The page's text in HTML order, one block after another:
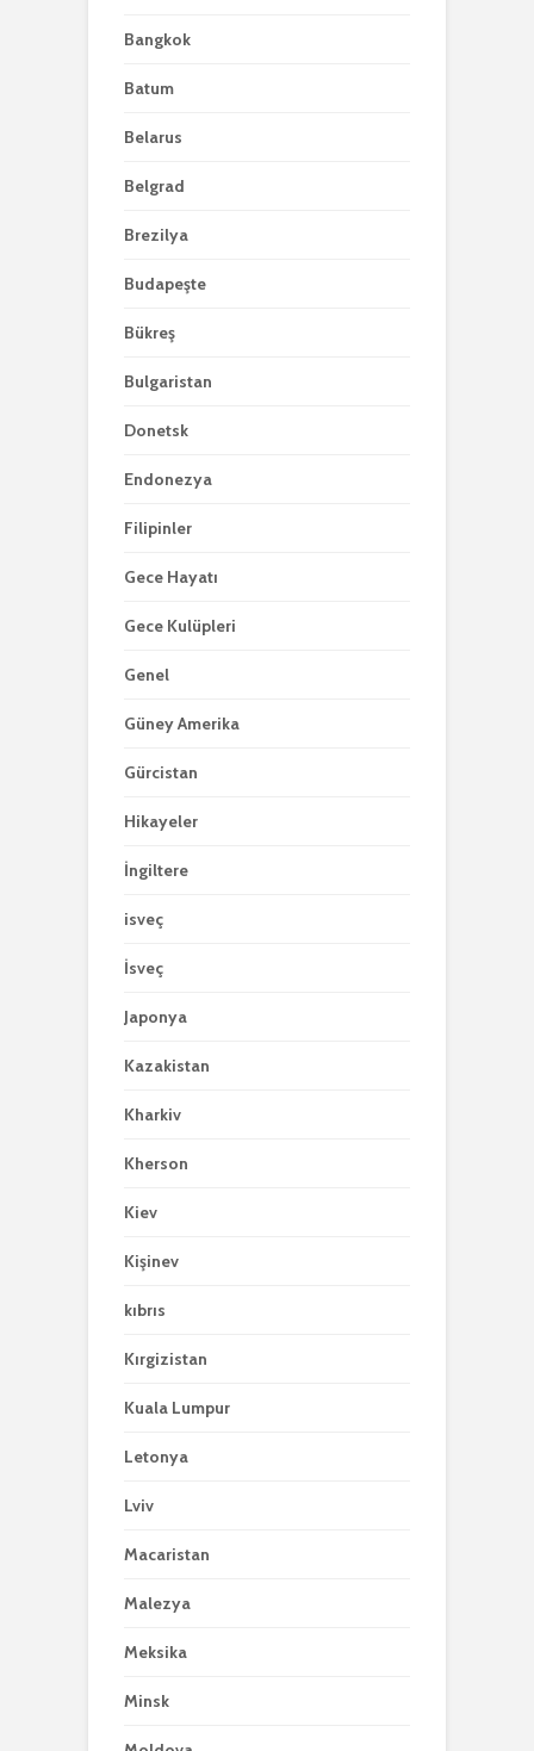
Bangkok
Batum
Belarus
Belgrad
Brezilya
Budapeşte
Bükreş
Bulgaristan
Donetsk
Endonezya
Filipinler
Gece Hayatı
Gece Kulüpleri
Genel
Güney Amerika
Gürcistan
Hikayeler
İngiltere
isveç
İsveç
Japonya
Kazakistan
Kharkiv
Kherson
Kiev
Kişinev
kıbrıs
Kırgizistan
Kuala Lumpur
Letonya
Lviv
Macaristan
Malezya
Meksika
Minsk